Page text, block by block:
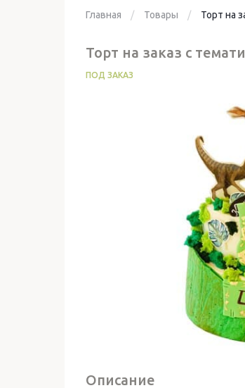
Главная Товары Торт на
Торт на заказ с
ПОД ЗАКАЗ
Описание